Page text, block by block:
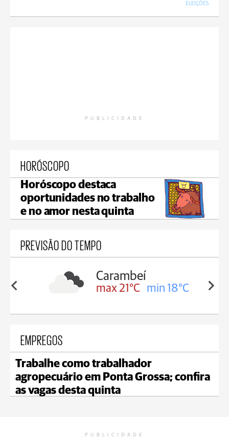
ELEIÇÕES
PUBLICIDADE
HORÓSCOPO
Horóscopo destaca
oportunidades no trabalho
e no amor nesta quinta
PREVISÃO DO TEMPO
18°C
Jaguariaíva
max 21°C min 20°C
EMPREGOS
Trabalhe como trabalhador
agropecuário em Ponta Grossa; confira
as vagas desta quinta
PUBLICIDADE